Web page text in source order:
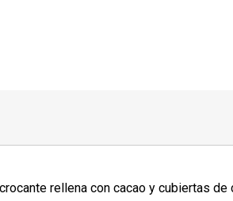
rellena con cacao y cubiertas